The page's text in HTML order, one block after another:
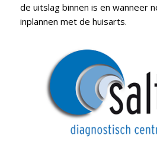
de uitslag binnen is en wanneer
inplannen met de huisarts.